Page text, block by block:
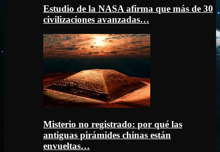
Estudio de la NASA afirma que más de 30
civilizaciones avanzadas…
Misterio no registrado: por qué las
antiguas pirámides chinas están
envueltas…